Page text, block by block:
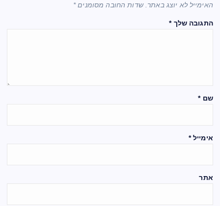
האימייל לא יוצג באתר. שדות החובה מסומנים*
התגובה שלך*
שם*
אימייל*
אתר